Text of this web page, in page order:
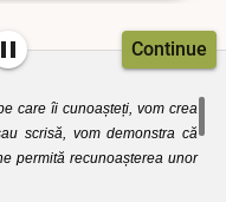
care îi cunoașteți, vom crea
scrisă, vom demonstra că
permită recunoașterea unor
Continue